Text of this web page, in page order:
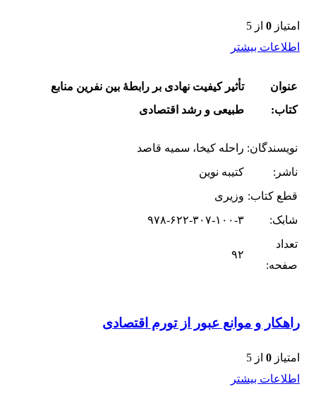
امتیاز 0 از 5
اطلاعات بیشتر
عنوان
کتاب:
تأثیر کیفیت نهادی بر رابطۀ بین نفرین منابع
طبیعی و رشد اقتصادی
نویسندگان: راحله کیخا، سمیه قاصد
ناشر:
کتیبه نوین
قطع کتاب: وزیری
شابک:
۹۷۸-۶۲۲-۳۰۷-۱۰۰-۳
تعداد
صفحه:
۹۲
راهکار و موانع عبور از تورم اقتصادی
امتیاز 0 از 5
اطلاعات بیشتر